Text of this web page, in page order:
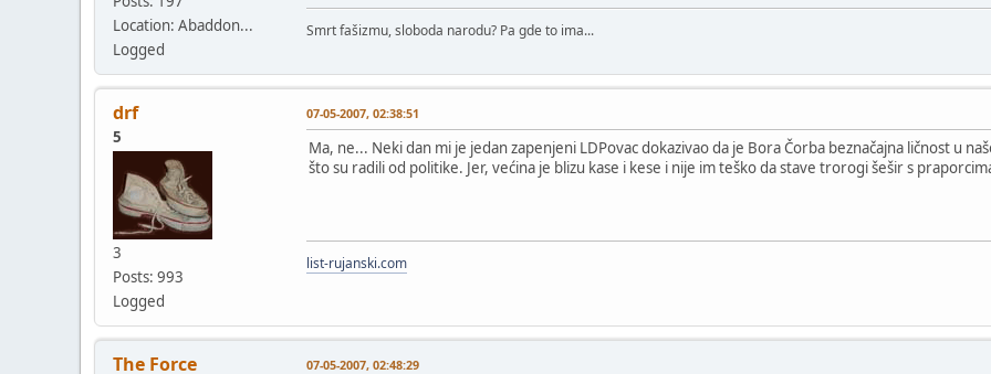
Location: Abaddon...
Logged
Smrt fašizmu, sloboda narodu? Pa gde to ima...
drf
5
3
Posts: 993
Logged
07-05-2007, 02:38:51
Ma, ne... Neki dan mi je jedan zapenjeni LDPovac dokazivao da je Bora Čorba beznačajna ličnost u
što su radili od politike. Jer, većina je blizu kase i kese i nije im teško da stave trorogi šešir s
list-rujanski.com
The Force 07-05-2007, 02:48:29